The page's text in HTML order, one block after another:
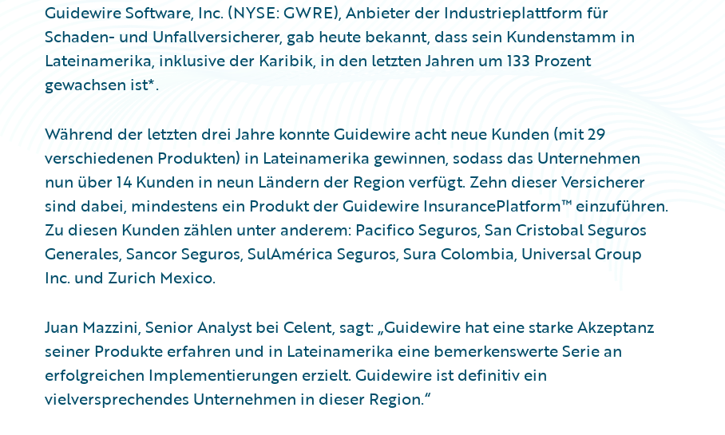
Guidewire Software, Inc. (NYSE: GWRE), Anbieter der Industrieplattform für
Schaden- und Unfallversicherer, gab heute bekannt, dass sein Kundenstamm in
Lateinamerika, inklusive der Karibik, in den letzten Jahren um 133 Prozent
gewachsen ist*.
Während der letzten drei Jahre konnte Guidewire acht neue Kunden (mit 29
verschiedenen Produkten) in Lateinamerika gewinnen, sodass das Unternehmen
nun über 14 Kunden in neun Ländern der Region verfügt. Zehn dieser Versicherer
sind dabei, mindestens ein Produkt der Guidewire InsurancePlatform™ einzuführen.
Zu diesen Kunden zählen unter anderem: Pacifico Seguros, San Cristobal Seguros
Generales, Sancor Seguros, SulAmérica Seguros, Sura Colombia, Universal Group
Inc. und Zurich Mexico.
Juan Mazzini, Senior Analyst bei Celent, sagt: „Guidewire hat eine starke Akzeptanz
seiner Produkte erfahren und in Lateinamerika eine bemerkenswerte Serie an
erfolgreichen Implementierungen erzielt. Guidewire ist definitiv ein
vielversprechendes Unternehmen in dieser Region.“